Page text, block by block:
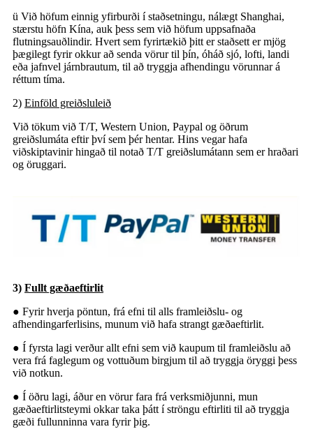
ü Við höfum einnig yfirburði í staðsetningu, nálægt Shanghai,
stærstu höfn Kína, auk þess sem við höfum uppsafnaða
flutningsauðlindir. Hvert sem fyrirtækið þitt er staðsett er mjög
þægilegt fyrir okkur að senda vörur til þín, óháð sjó, lofti, landi
eða jafnvel járnbrautum, til að tryggja afhendingu vörunnar á
réttum tíma.
2) Einföld greiðsluleið
Við tökum við T/T, Western Union, Paypal og öðrum
greiðslumáta eftir því sem þér hentar. Hins vegar hafa
viðskiptavinir hingað til notað T/T greiðslumátann sem er hraðari
og öruggari.
3) Fullt gæðaeftirlit
● Fyrir hverja pöntun, frá efni til alls framleiðslu- og
afhendingarferlisins, munum við hafa strangt gæðaeftirlit.
● Í fyrsta lagi verður allt efni sem við kaupum til framleiðslu að
vera frá faglegum og vottuðum birgjum til að tryggja öryggi þess
við notkun.
● Í öðru lagi, áður en vörur fara frá verksmiðjunni, mun
gæðaeftirlitsteymi okkar taka þátt í ströngu eftirliti til að tryggja
gæði fullunninna vara fyrir þig.